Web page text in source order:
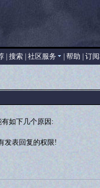
| 搜索| 社区服务 帮助 订
如下几个原因:
发表回复的权限!